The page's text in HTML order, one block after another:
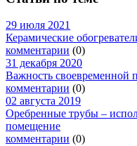
29 июля 2021
Керамические
комментарии (0)
31 декабря 2020
Важность своевременной
комментарии (0)
02 августа 2019
Оребренные трубы –
помещение
комментарии (0)